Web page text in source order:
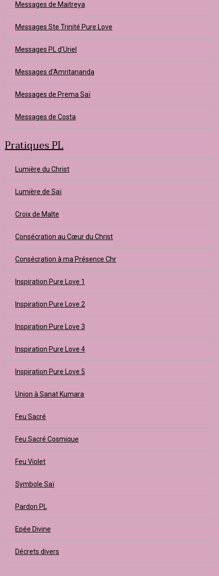
Messages de Maitreya
Messages Ste Trinité Pure Love
Messages PL d'Uriel
Messages d'Amritananda
Messages de Prema Saï
Messages de Costa
Pratiques PL
Lumière du Christ
Lumière de Saï
Croix de Malte
Consécration au Cœur du Christ
Consécration à ma Présence Chr
Inspiration Pure Love 1
Inspiration Pure Love 2
Inspiration Pure Love 3
Inspiration Pure Love 4
Inspiration Pure Love 5
Union à Sanat Kumara
Feu Sacré
Feu Sacré Cosmique
Feu Violet
Symbole Saï
Pardon PL
Epée Divine
Décrets divers